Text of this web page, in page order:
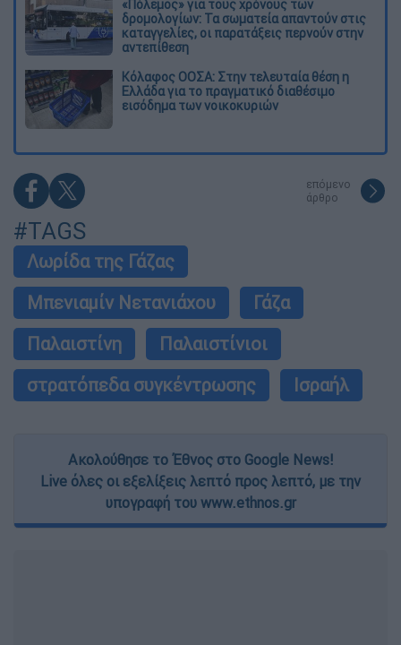
«Πόλεμος» για τους χρόνους των
δρομολογίων: Τα σωματεία απαντούν στις
καταγγελίες, οι παρατάξεις περνούν στην
αντεπίθεση
Κόλαφος ΟΟΣΑ: Στην τελευταία θέση η
Ελλάδα για το πραγματικό διαθέσιμο
εισόδημα των νοικοκυριών
επόμενο
άρθρο
#TAGS
Λωρίδα της Γάζας
Μπενιαμίν Νετανιάχου
Γάζα
Παλαιστίνη
Παλαιστίνιοι
στρατόπεδα συγκέντρωσης
Ισραήλ
Ακολούθησε το Έθνος στο Google News!
Live όλες οι εξελίξεις λεπτό προς λεπτό, με την
υπογραφή του www.ethnos.gr